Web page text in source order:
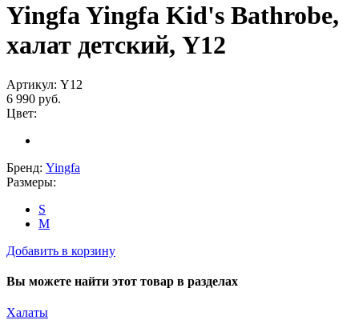
Yingfa Yingfa Kid's Bathrobe,
халат детский, Y12
Артикул: Y12
6 990 руб.
Цвет:
Бренд: Yingfa
Размеры:
S
M
Добавить в корзину
Вы можете найти этот товар в разделах
Халаты